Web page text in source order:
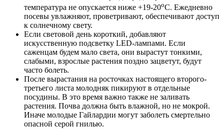
температура не опускается ниже +19-20оС. Ежедневно
посевы увлажняют, проветривают, обеспечивают доступ
к солнечному свету.
Если световой день короткий, добавляют
искусственную подсветку LED-лампами. Если
саженцам будем мало света, они вырастут тонкими,
слабыми, взрослые растения поздно зацветут, будут
часто болеть.
После вырастания на росточках настоящего второго-
третьего листа молодняк пикируют в отдельные
посудины. В это время важно также не заливать
растения. Почва должна быть влажной, но не мокрой.
Иначе молодые Гайлардии могут заболеть смертельно
опасной серой гнилью.